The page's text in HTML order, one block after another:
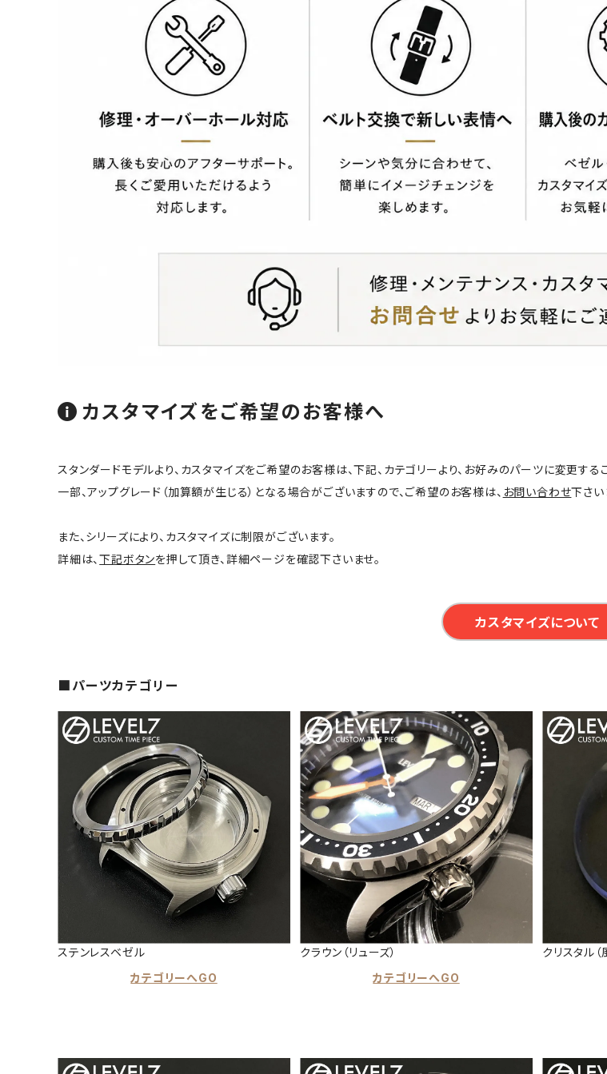
カスタマイズをご希望のお客様へ
スタンダードモデルより、カスタマイズをご希望のお客様は、下記、カテゴリーより、お好みのパーツに変更する
一部、アップグレード（加算額が生じる）となる場合がございますので、ご希望のお客様は、 お問い合わせ下さい
また、シリーズにより、カスタマイズに制限がございます。
詳細は、下記ボタンを押して頂き、詳細ページを確認下さいませ。
カスタマイズについて
■パーツカテゴリー
ステンレスベゼル
カテゴリーへGO
クラウン（リューズ）
カテゴリーへGO
クリスタル（